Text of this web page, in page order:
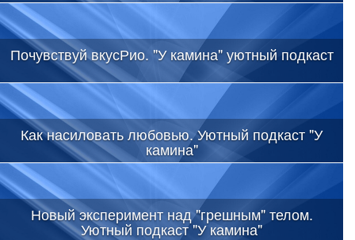
Почувствуй вкусРио. "У камина" уютный подкаст
Как насиловать любовью. Уютный подкаст "У
камина"
Новый эксперимент над "грешным" телом.
Уютный подкаст "У камина"